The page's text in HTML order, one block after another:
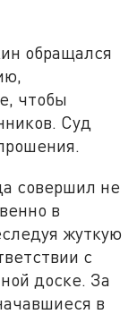
обращался
чтобы
Суд
совершил не
в
жуткую
с
доске. За
в